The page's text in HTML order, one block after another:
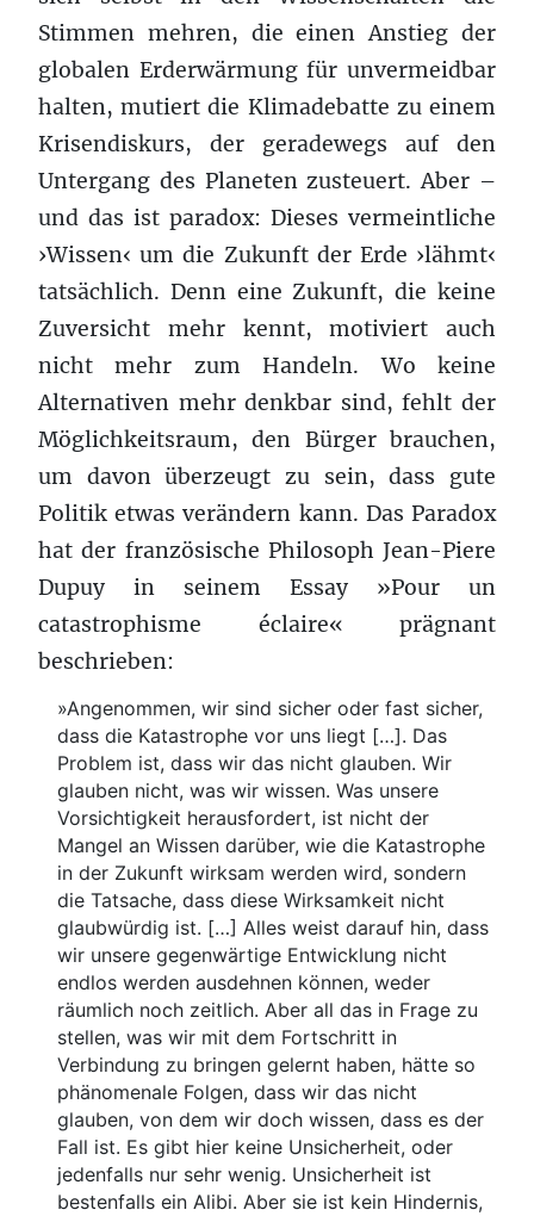
Stimmen mehren, die einen Anstieg der
globalen Erderwärmung für unvermeidbar
halten, mutiert die Klimadebatte zu einem
Krisendiskurs, der geradewegs auf den
Untergang des Planeten zusteuert. Aber –
und das ist paradox: Dieses vermeintliche
›Wissen‹ um die Zukunft der Erde ›lähmt‹
tatsächlich. Denn eine Zukunft, die keine
Zuversicht mehr kennt, motiviert auch
nicht mehr zum Handeln. Wo keine
Alternativen mehr denkbar sind, fehlt der
Möglichkeitsraum, den Bürger brauchen,
um davon überzeugt zu sein, dass gute
Politik etwas verändern kann. Das Paradox
hat der französische Philosoph Jean-Piere
Dupuy in seinem Essay »Pour un
catastrophisme éclaire« prägnant
beschrieben:
»Angenommen, wir sind sicher oder fast sicher,
dass die Katastrophe vor uns liegt […]. Das
Problem ist, dass wir das nicht glauben. Wir
glauben nicht, was wir wissen. Was unsere
Vorsichtigkeit herausfordert, ist nicht der
Mangel an Wissen darüber, wie die Katastrophe
in der Zukunft wirksam werden wird, sondern
die Tatsache, dass diese Wirksamkeit nicht
glaubwürdig ist. […] Alles weist darauf hin, dass
wir unsere gegenwärtige Entwicklung nicht
endlos werden ausdehnen können, weder
räumlich noch zeitlich. Aber all das in Frage zu
stellen, was wir mit dem Fortschritt in
Verbindung zu bringen gelernt haben, hätte so
phänomenale Folgen, dass wir das nicht
glauben, von dem wir doch wissen, dass es der
Fall ist. Es gibt hier keine Unsicherheit, oder
jedenfalls nur sehr wenig. Unsicherheit ist
bestenfalls ein Alibi. Aber sie ist kein Hindernis,